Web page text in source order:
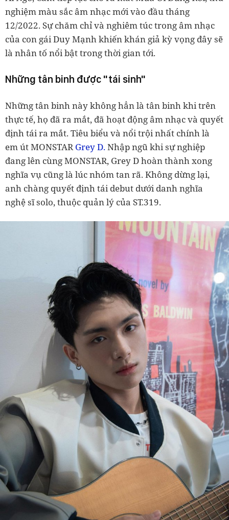
nghiệm màu sắc âm nhạc mới vào đầu tháng
12/2022. Sự chăm chỉ và nghiêm túc trong âm nhạc
của con gái Duy Mạnh khiến khán giả kỳ vọng đây sẽ
là nhân tố nổi bật trong thời gian tới.
Những tân binh được "tái sinh"
Những tân binh này không hẳn là tân binh khi trên
thực tế, họ đã ra mắt, đã hoạt động âm nhạc và quyết
định tái ra mắt. Tiêu biểu và nổi trội nhất chính là
em út MONSTARGrey D. Nhập ngũ khi sự nghiệp
đang lên cùng MONSTAR, Grey D hoàn thành xong
nghĩa vụ cũng là lúc nhóm tan rã. Không dừng lại,
anh chàng quyết định tái debut dưới danh nghĩa
nghệ sĩ solo, thuộc quản lý của ST.319.